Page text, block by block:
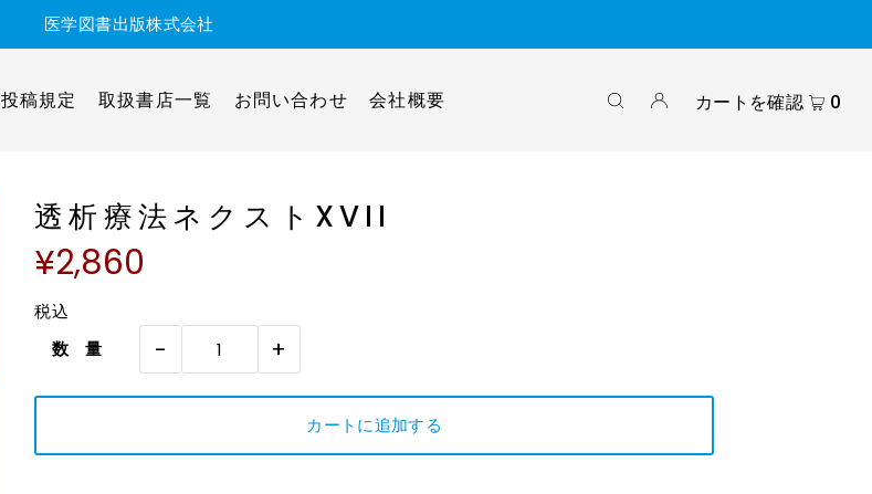
医学図書出版株式会社
投稿規定 取扱書店一覧 お問い合わせ 会社概要 カートを確認 0
透析療法ネクストXVII
¥2,860
税込
数 量
- +